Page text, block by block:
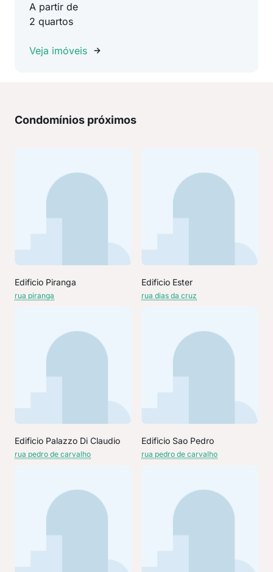
A partir de
2 quartos
Veja imóveis
Condomínios próximos
Edificio Piranga
rua piranga
Edificio Ester
rua dias da cruz
Edificio Palazzo Di Claudio
rua pedro de carvalho
Edificio Sao Pedro
rua pedro de carvalho